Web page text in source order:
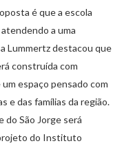
é que a escola
a uma
Lummertz destacou que
construída com
espaço pensado com
e das famílias da região.
do São Jorge será
do Instituto